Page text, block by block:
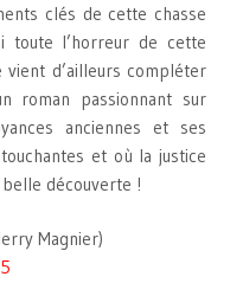
clés de cette chasse
toute l’horreur de cette
d’ailleurs compléter
roman passionnant sur
anciennes et ses
et où la justice
découverte !
Magnier)